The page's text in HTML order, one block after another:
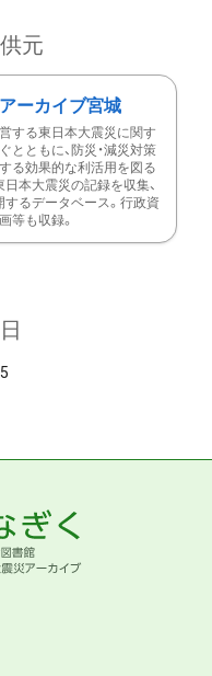
元
ーカイブ宮城
する東日本大震災に関す
とともに、防災・減災対策
る効果的な利活用を図る
日本大震災の記録を収集、
するデータベース。行政資
等も収録。